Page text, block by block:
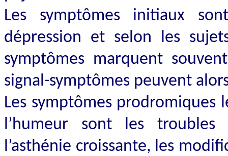
Les symptômes initiaux
dépression et selon les
symptômes marquent
signal-symptômes peuvent
Les symptômes prodromiques
l’humeur sont les troubles
l’asthénie croissante, les